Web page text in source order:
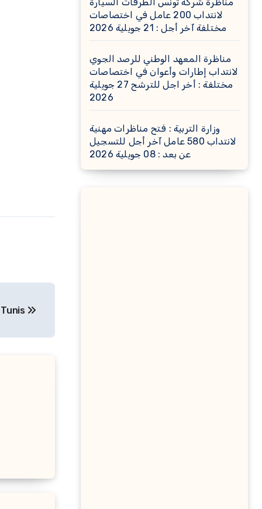
لانتداب 200 عامل في اختصاصات
مختلفة آخر أجل : 21 جويلية 2026
مناظرة المعهد الوطني للرصد الجوي
لانتداب إطارات وأعوان في اختصاصات
مختلفة : أخر اجل للترشح 27 جويلية
2026
وزارة التربية : فتح مناظرات مهنية
لانتداب 580 عامل آخر أجل للتسجيل
عن بعد : 08 جويلية 2026